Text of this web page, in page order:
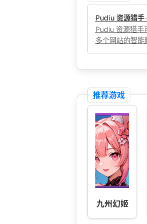
Pudiu 资源猎手
Pudiu 资源猎手
多个网站的智能
推荐游戏
九州幻姬